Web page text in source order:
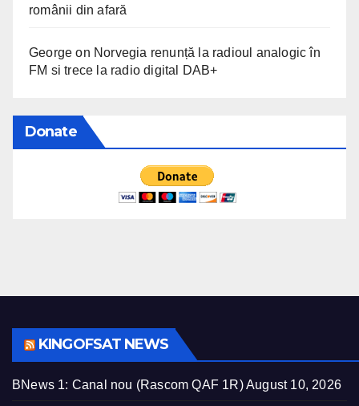
românii din afară
George on Norvegia renunță la radioul analogic în
FM si trece la radio digital DAB+
Donate
KINGOFSAT NEWS
BNews 1: Canal nou (Rascom QAF 1R)August 10, 2026